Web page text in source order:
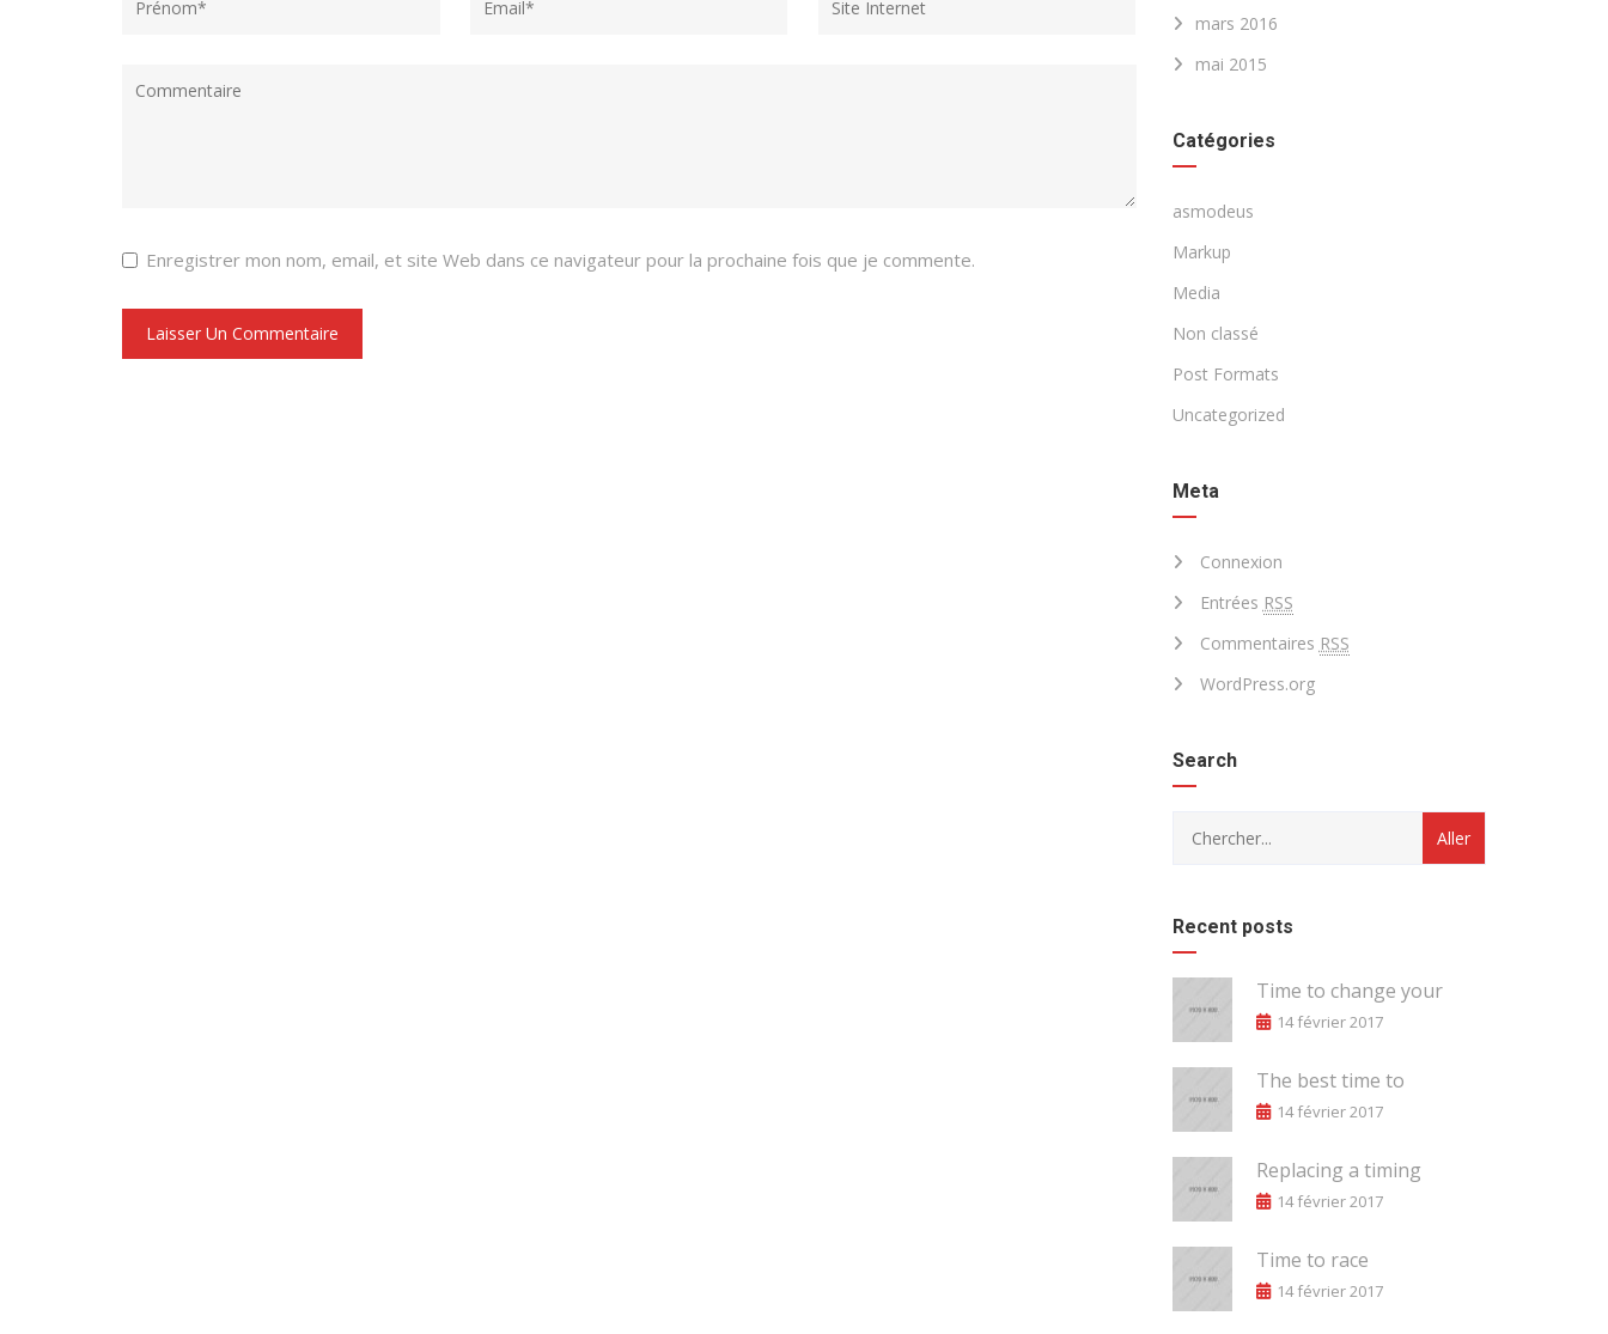
Enregistrer mon nom, email, et site Web dans ce navigateur pour la prochaine fois que je commente.
mars 2016
mai 2015
Catégories
asmodeus
Markup
Media
Non classé
Post Formats
Uncategorized
Meta
Connexion
Entrées RSS
Commentaires RSS
WordPress.org
Search
Recent posts
Time to change your
14 février 2017
The best time to
14 février 2017
Replacing a timing
14 février 2017
Time to race
14 février 2017